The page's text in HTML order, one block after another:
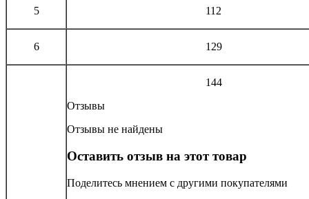
5 112
6 129
144
Отзывы
Отзывы не найдены
Оставить отзыв на этот товар
Поделитесь мнением с другими покупателями